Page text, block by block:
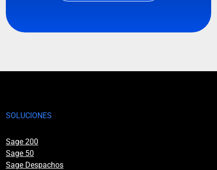
SOLUCIONES
Sage 200
Sage 50
Sage Despachos